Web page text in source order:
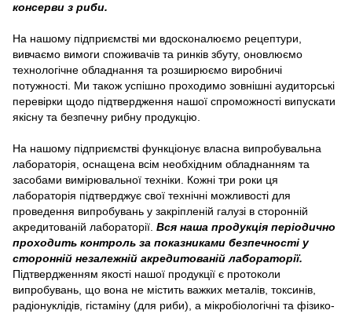
консерви з риби.
На нашому підприємстві ми вдосконалюємо рецептури,
вивчаємо вимоги споживачів та ринків збуту, оновлюємо
технологічне обладнання та розширюємо виробничі
потужності. Ми також успішно проходимо зовнішні аудиторські
перевірки щодо підтвердження нашої спроможності випускати
якісну та безпечну рибну продукцію.
На нашому підприємстві функціонує власна випробувальна
лабораторія, оснащена всім необхідним обладнанням та
засобами вимірювальної техніки. Кожні три роки ця
лабораторія підтверджує свої технічні можливості для
проведення випробувань у закріпленій галузі в сторонній
акредитованій лабораторії. Вся наша продукція періодично
проходить контроль за показниками безпечності у
сторонній незалежній акредитованій лабораторії.
Підтвердженням якості нашої продукції є протоколи
випробувань, що вона не містить важких металів, токсинів,
радіонуклідів, гістаміну (для риби), а мікробіологічні та фізико-